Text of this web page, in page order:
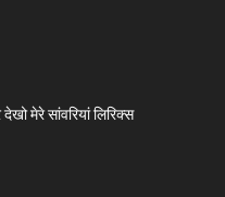
मेरे सांवरियां लिरिक्स